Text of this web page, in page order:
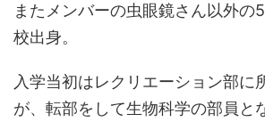
またメンバーの虫眼鏡さん以外の
校出身。
入学当初はレクリエーション部に
が、転部をして生物科学の部員と